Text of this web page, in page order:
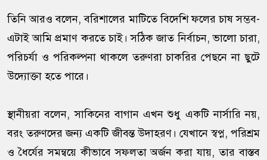
তিনি আরও বলেন, বরিশালের মাটিতে বিদেশি ফলের চাষ সম্ভব-
এটাই আমি প্রমাণ করতে চাই। সঠিক জাত নির্বাচন, ভালো চারা,
পরিচর্যা ও পরিকল্পনা থাকলে তরুণরা চাকরির পেছনে না ছুটে
উদ্যোক্তা হতে পারে।
স্থানীয়রা বলেন, সাকিনের বাগান এখন শুধু একটি নার্সারি নয়,
বরং তরুণদের জন্য একটি জীবন্ত উদাহরণ। যেখানে স্বপ্ন, পরিশ্রম
ও ধৈর্যের সমন্বয়ে কীভাবে সফলতা অর্জন করা যায়, তার বাস্তব